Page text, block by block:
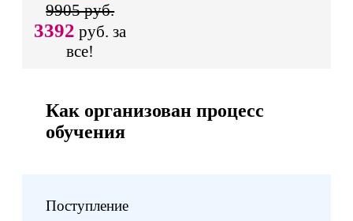
9905 руб.
3392 руб. за
все!
Как организован процесс
обучения
Поступление